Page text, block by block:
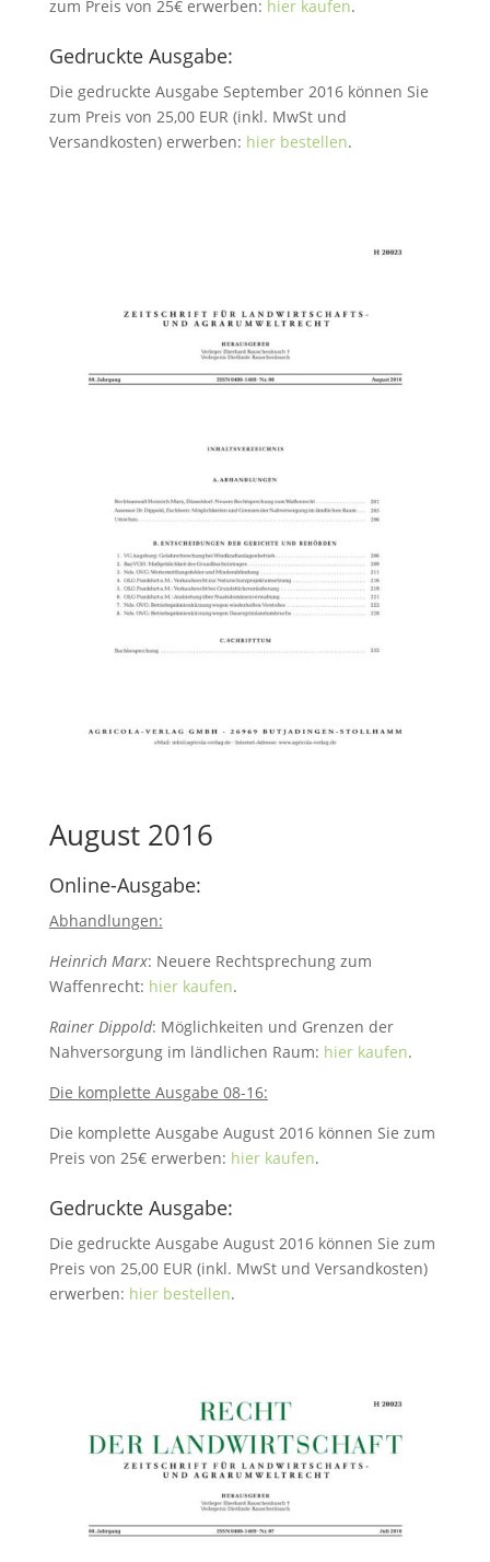
zum Preis von 25€ erwerben: hier kaufen.
Gedruckte Ausgabe:
Die gedruckte Ausgabe September 2016 können Sie
zum Preis von 25,00 EUR (inkl. MwSt und
Versandkosten) erwerben: hier bestellen.
August 2016
Online-Ausgabe:
Abhandlungen:
Heinrich Marx: Neuere Rechtsprechung zum
Waffenrecht: hier kaufen.
Rainer Dippold: Möglichkeiten und Grenzen der
Nahversorgung im ländlichen Raum: hier kaufen.
Die komplette Ausgabe 08-16:
Die komplette Ausgabe August 2016 können Sie zum
Preis von 25€ erwerben: hier kaufen.
Gedruckte Ausgabe:
Die gedruckte Ausgabe August 2016 können Sie zum
Preis von 25,00 EUR (inkl. MwSt und Versandkosten)
erwerben: hier bestellen.